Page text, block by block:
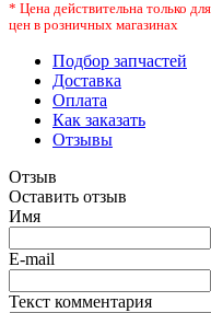
* Цена действительна только
цен в розничных магазинах
Подбор запчастей
Доставка
Оплата
Как заказать
Отзывы
Отзыв
Оставить отзыв
Имя
E-mail
Текст комментария